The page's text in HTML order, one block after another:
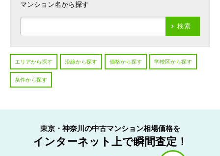
マンション名から探す
検索
エリアから探す 沿線から探す 価格から探す 学校区から探す
条件から探す
東京・神奈川の中古マンション相場価格を
インターネット上で瞬間査定！